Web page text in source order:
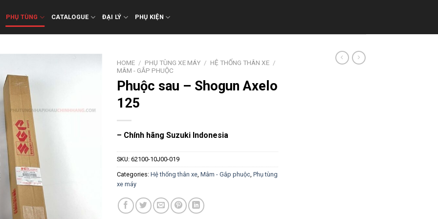
PHỤ TÙNG CATALOGUE ĐẠI LÝ PHỤ KIỆN
HOME / PHỤ TÙNG XE MÁY / HỆ THỐNG THÂN XE /
MÂM - GẮP PHUỘC
Phuộc sau – Shogun Axelo
125
– Chính hãng Suzuki Indonesia
SKU: 62100-10J00-019
Categories: Hệ thống thân xe Mâm - Gắp phuộc Phụ tùng
xe máy